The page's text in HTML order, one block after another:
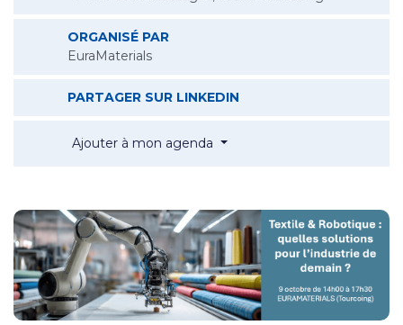
ORGANISÉ PAR
EuraMaterials
PARTAGER SUR LINKEDIN
Ajouter à mon agenda Textile & Robotique : quelles